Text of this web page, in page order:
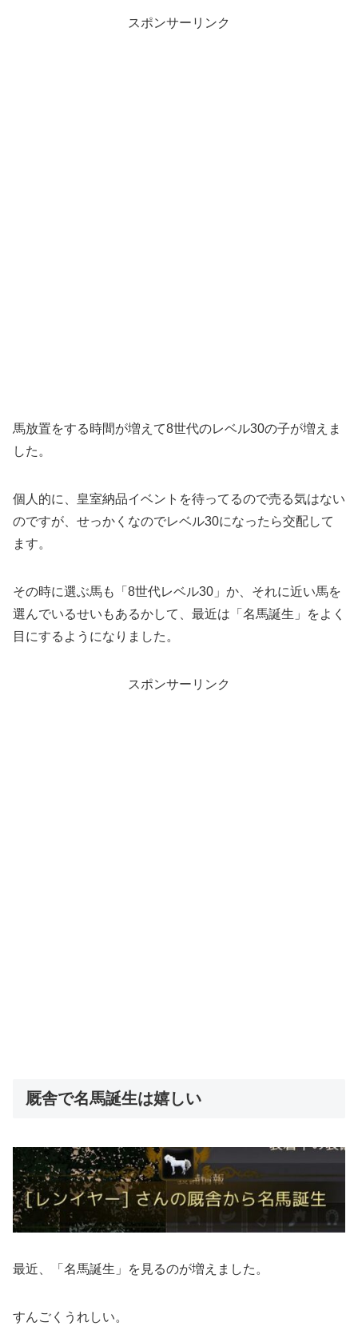
スポンサーリンク
馬放置をする時間が増えて8世代のレベル30の子が増えま
した。
個人的に、皇室納品イベントを待ってるので売る気はない
のですが、せっかくなのでレベル30になったら交配して
ます。
その時に選ぶ馬も「8世代レベル30」か、それに近い馬を
選んでいるせいもあるかして、最近は「名馬誕生」をよく
目にするようになりました。
スポンサーリンク
厩舎で名馬誕生は嬉しい
最近、「名馬誕生」を見るのが増えました。
すんごくうれしい。